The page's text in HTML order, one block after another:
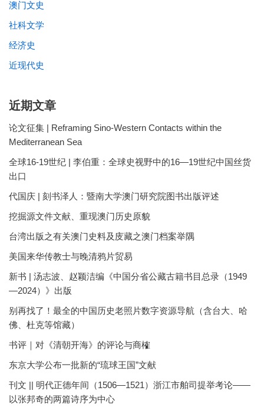
澳门文史
社科文学
经济史
近现代史
近期文章
论文征集 | Reframing Sino-Western Contacts within the
Mediterranean Sea
全球16-19世纪 | 李伯重：全球史视野中的16—19世纪中国丝货
出口
代国庆 | 刻书泽人：暨南大学澳门研究院图书出版评述
挖掘源文件文献、重现澳门历史原貌
台湾出版之有关澳门史料及庋藏之澳门档案举隅
美国来华传教士与晚清鸦片贸易
新书 | 汤志波、赵颖洁编《中国分省公藏古籍书目总录（1949
—2024）》出版
别再找了！最全的中国历史老照片数字资源导航（含台大、哈
佛、杜克等馆藏）
书评｜对《清朝开海》的评论与商榷
东京大学公布一批新的“琉球王国”文献
刊文 || 明代正德年间（1506—1521）浙江市舶司提举考论——
以张邦奇的两篇诗序为中心